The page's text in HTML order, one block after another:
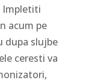
Impletiti
acum pe
dupa slujbe
ceresti va